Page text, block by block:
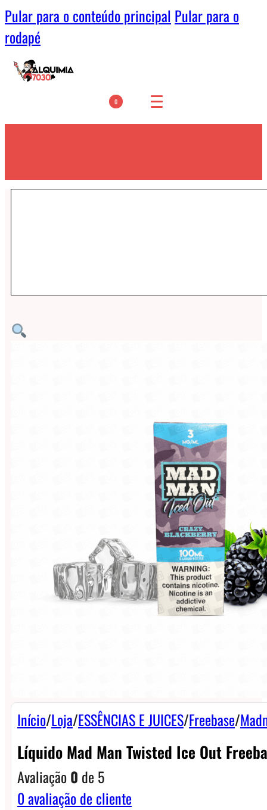
Pular para o conteúdo principal Pular para o
rodapé
0
Início/Loja/ESSÊNCIAS E JUICES/Freebase/
Líquido Mad Man Twisted Ice Out
Avaliação0 de 5
0avaliação de cliente